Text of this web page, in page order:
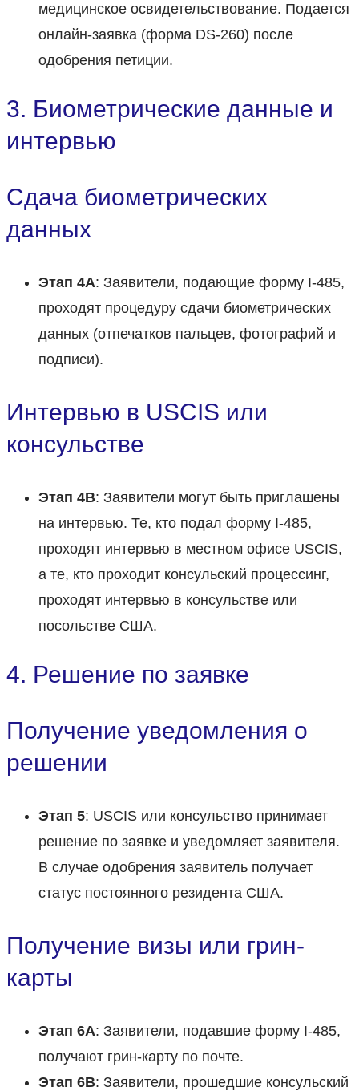
медицинское освидетельствование. Подается
онлайн-заявка (форма DS-260) после
одобрения петиции.
3. Биометрические данные и
интервью
Сдача биометрических
данных
Этап 4A: Заявители, подающие форму I-485,
проходят процедуру сдачи биометрических
данных (отпечатков пальцев, фотографий и
подписи).
Интервью в USCIS или
консульстве
Этап 4B: Заявители могут быть приглашены
на интервью. Те, кто подал форму I-485,
проходят интервью в местном офисе USCIS,
а те, кто проходит консульский процессинг,
проходят интервью в консульстве или
посольстве США.
4. Решение по заявке
Получение уведомления о
решении
Этап 5: USCIS или консульство принимает
решение по заявке и уведомляет заявителя.
В случае одобрения заявитель получает
статус постоянного резидента США.
Получение визы или грин-
карты
Этап 6A: Заявители, подавшие форму I-485,
получают грин-карту по почте.
Этап 6B: Заявители, прошедшие консульский